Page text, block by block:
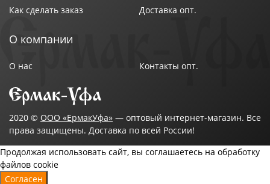
Как сделать заказ Доставка опт.
О компании
О нас Контакты опт.
2020 © ООО «ЕрмакУфа» — оптовый интернет-магазин. Все
права защищены. Доставка по всей России!
Продолжая использовать сайт, вы соглашаетесь на обработку
файлов cookie
Согласен